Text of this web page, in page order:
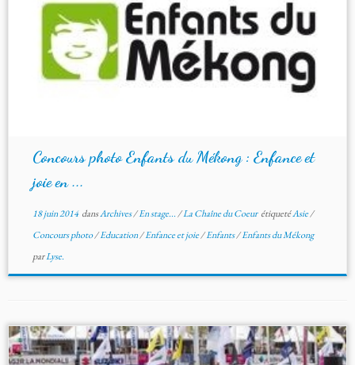
Concours photo Enfants du Mékong : Enfance et
joie en ...
18 juin 2014dansArchives/En stage.../La Chaîne du Coeur étiquetéAsie/
Concours photo/Education/Enfance et joie/Enfants/Enfants du Mékong
parLyse.